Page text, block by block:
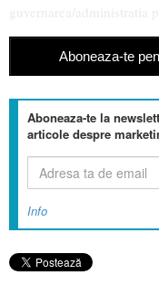
guvernarea/administratia
Aboneaza-te
Aboneaza-te la
articole despre
Info